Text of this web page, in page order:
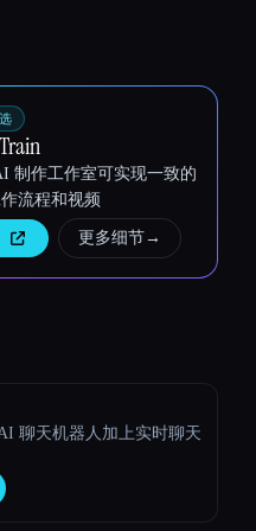
制作工作室可实现一致的
流程和视频
更多细节→
聊天机器人加上实时聊天